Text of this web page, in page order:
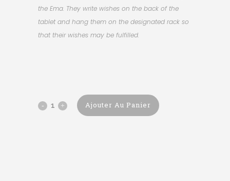
the Ema. They write wishes on the back of the
tablet and hang them on the designated rack so
that their wishes may be fulfilled.
Chinese Ajouter Au Panier